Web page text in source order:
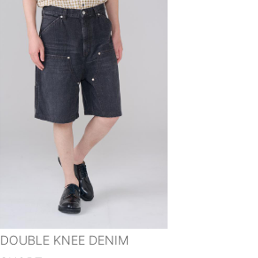
DOUBLE KNEE DENIM